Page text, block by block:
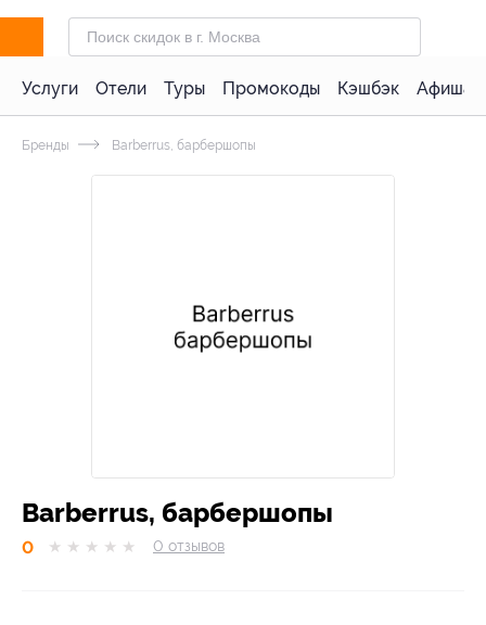
Услуги Отели Туры Промокоды Кэшбэк Афиша
Бренды Barberrus, барбершопы
Barberrus, барбершопы
0 ★ ★ ★ ★ ★ 0 отзывов